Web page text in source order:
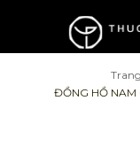
ĐỒNG HỒ NAM